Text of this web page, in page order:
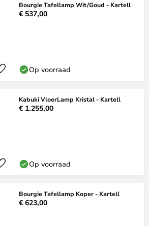
Bourgie Tafellamp Wit/Goud - Kartell
€ 537,00
Op voorraad
Kabuki VloerLamp Kristal - Kartell
€ 1.255,00
Op voorraad
Bourgie Tafellamp Koper - Kartell
€ 623,00